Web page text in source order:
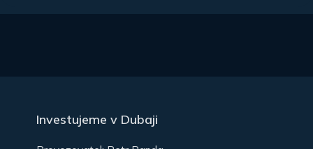
Investujeme v Dubaji